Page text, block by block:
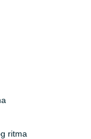
ritma